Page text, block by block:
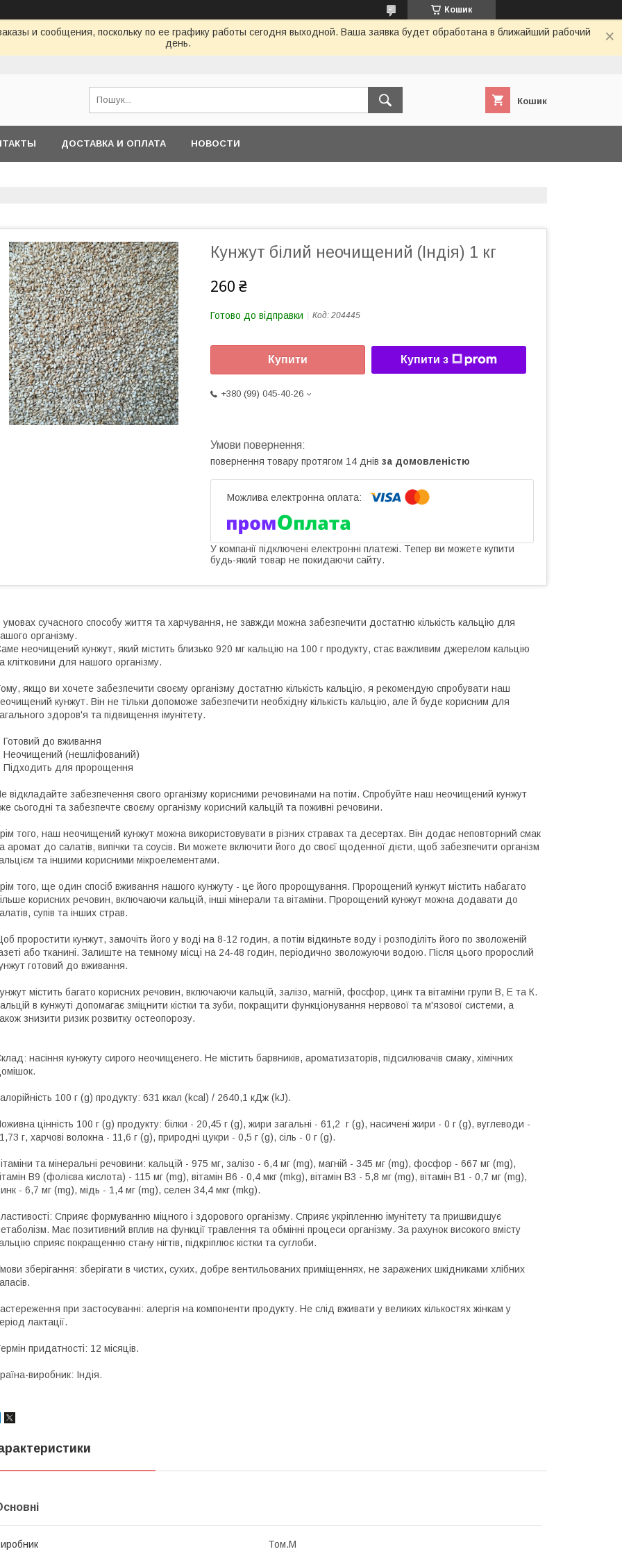
Кошик
и сообщения, поскольку по ее графику работы сегодня выходной. Ваша заявка будет обработана в ближайший рабочий
день.
Кошик
ДОСТАВКА И ОПЛАТА НОВОСТИ
Кунжут білий неочищений (Індія) 1 кг
260 ₴
Готово до відправки Код: 204445
Купити Купити з
+380 (99) 045-40-26
повернення товару протягом 14 днів за домовленістю
У компанії підключені електронні платежі. Тепер ви можете купити
будь-який товар не покидаючи сайту.
умовах сучасного способу життя та харчування, не завжди можна забезпечити достатню кількість кальцію для
організму.
неочищений кунжут, який містить близько 920 мг кальцію на 100 г продукту, стає важливим джерелом кальцію
клітковини для нашого організму.
якщо ви хочете забезпечити своєму організму достатню кількість кальцію, я рекомендую спробувати наш
кунжут. Він не тільки допоможе забезпечити необхідну кількість кальцію, але й буде корисним для
здоров'я та підвищення імунітету.
Готовий до вживання
Неочищений (нешліфований)
Підходить для пророщення
відкладайте забезпечення свого організму корисними речовинами на потім. Спробуйте наш неочищений кунжут
сьогодні та забезпечте своєму організму корисний кальцій та поживні речовини.
того, наш неочищений кунжут можна використовувати в різних стравах та десертах. Він додає неповторний смак
аромат до салатів, випічки та соусів. Ви можете включити його до своєї щоденної дієти, щоб забезпечити організм
та іншими корисними мікроелементами.
того, ще один спосіб вживання нашого кунжуту - це його пророщування. Пророщений кунжут містить набагато
корисних речовин, включаючи кальцій, інші мінерали та вітаміни. Пророщений кунжут можна додавати до
супів та інших страв.
проростити кунжут, замочіть його у воді на 8-12 годин, а потім відкиньте воду і розподіліть його по зволоженій
або тканині. Залиште на темному місці на 24-48 годин, періодично зволожуючи водою. Після цього пророслий
готовий до вживання.
містить багато корисних речовин, включаючи кальцій, залізо, магній, фосфор, цинк та вітаміни групи В, Е та К.
в кунжуті допомагає зміцнити кістки та зуби, покращити функціонування нервової та м'язової системи, а
знизити ризик розвитку остеопорозу.
насіння кунжуту сирого неочищенего. Не містить барвників, ароматизаторів, підсилювачів смаку, хімічних
100 г (g) продукту: 631 ккал (kcal) / 2640,1 кДж (kJ).
цінність 100 г (g) продукту: білки - 20,45 г (g), жири загальні - 61,2 г (g), насичені жири - 0 г (g), вуглеводи -
г, харчові волокна - 11,6 г (g), природні цукри - 0,5 г (g), сіль - 0 г (g).
та мінеральні речовини: кальцій - 975 мг, залізо - 6,4 мг (mg), магній - 345 мг (mg), фосфор - 667 мг (mg),
B9 (фолієва кислота) - 115 мг (mg), вітамін B6 - 0,4 мкг (mkg), вітамін B3 - 5,8 мг (mg), вітамін B1 - 0,7 мг (mg),
- 6,7 мг (mg), мідь - 1,4 мг (mg), селен 34,4 мкг (mkg).
Сприяє формуванню міцного і здорового організму. Сприяє укріпленню імунітету та пришвидшує
Має позитивний вплив на функції травлення та обмінні процеси організму. За рахунок високого вмісту
сприяє покращенню стану нігтів, підкріплює кістки та суглоби.
зберігання: зберігати в чистих, сухих, добре вентильованих приміщеннях, не заражених шкідниками хлібних
при застосуванні: алергія на компоненти продукту. Не слід вживати у великих кількостях жінкам у
лактації.
придатності: 12 місяців.
виробник: Індія.
Том.М